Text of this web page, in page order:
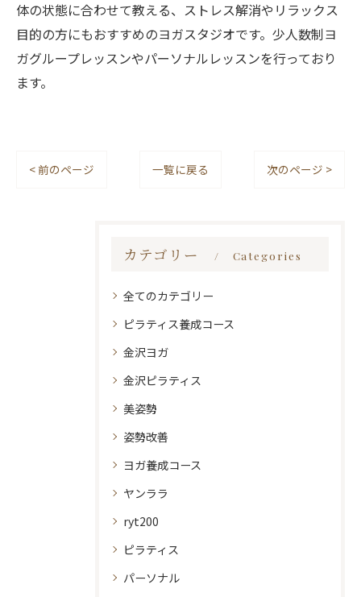
体の状態に合わせて教える、ストレス解消やリラックス
目的の方にもおすすめのヨガスタジオです。少人数制ヨ
ガグループレッスンやパーソナルレッスンを行っており
ます。
< 前のページ 一覧に戻る 次のページ >
カテゴリー Categories
全てのカテゴリー
ピラティス養成コース
金沢ヨガ
金沢ピラティス
美姿勢
姿勢改善
ヨガ養成コース
ヤンララ
ryt200
ピラティス
パーソナル